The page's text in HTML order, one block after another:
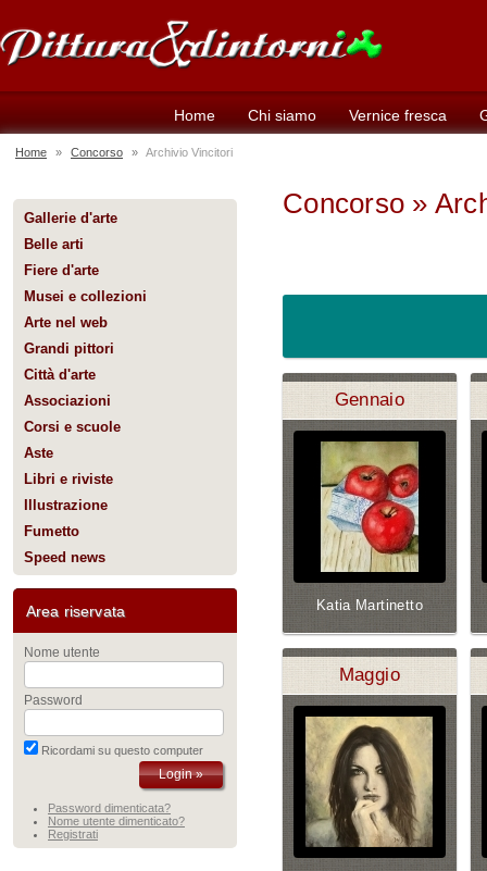
Home Chi siamo Vernice fresca
Home » Concorso » Archivio Vincitori
Gallerie d'arte
Belle arti
Fiere d'arte
Musei e collezioni
Arte nel web
Grandi pittori
Città d'arte
Associazioni
Corsi e scuole
Aste
Libri e riviste
Illustrazione
Fumetto
Speed news
Area riservata
Nome utente
Password
Ricordami su questo computer
Password dimenticata?
Nome utente dimenticato?
Registrati
Concorso »
Gennaio
Katia Martinetto
Maggio